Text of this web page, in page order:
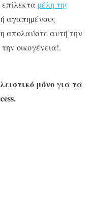
µέλη της
αγαπηµένους
απολαύστε αυτή την
οικογένεια!.
μόνο για τα